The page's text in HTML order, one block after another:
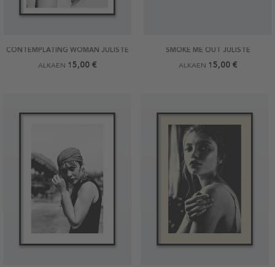
CONTEMPLATING WOMAN JULISTE
ALKAEN 15,00 €
SMOKE ME OUT JULISTE
ALKAEN 15,00 €